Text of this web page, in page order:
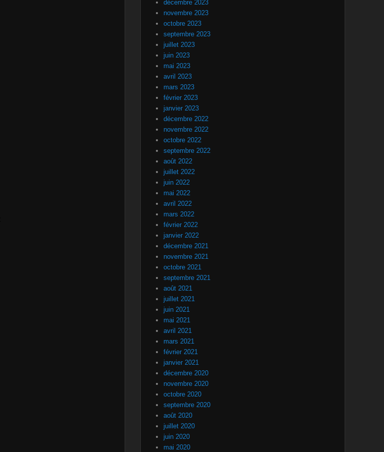
décembre 2023
novembre 2023
octobre 2023
septembre 2023
juillet 2023
juin 2023
mai 2023
avril 2023
mars 2023
février 2023
janvier 2023
décembre 2022
novembre 2022
octobre 2022
septembre 2022
août 2022
juillet 2022
juin 2022
mai 2022
avril 2022
mars 2022
février 2022
janvier 2022
décembre 2021
novembre 2021
octobre 2021
septembre 2021
août 2021
juillet 2021
juin 2021
mai 2021
avril 2021
mars 2021
février 2021
janvier 2021
décembre 2020
novembre 2020
octobre 2020
septembre 2020
août 2020
juillet 2020
juin 2020
mai 2020